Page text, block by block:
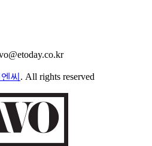
씨 . All rights reserved